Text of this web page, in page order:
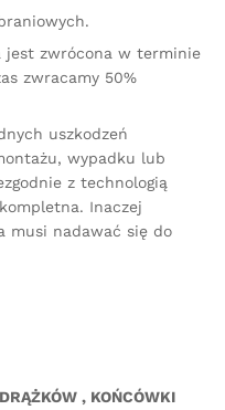
jest zwrócona w terminie
zwracamy 50%
uszkodzeń
wypadku lub
z technologią
Inaczej
musi nadawać się do
, KOŃCÓWKI